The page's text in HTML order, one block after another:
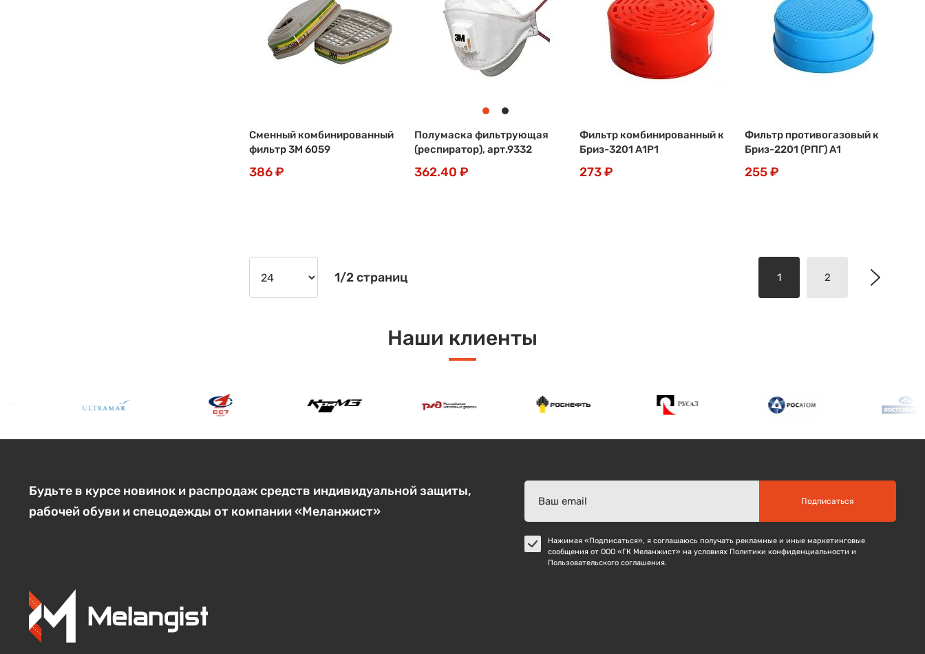
Сменный комбинированный
фильтр 3М 6059
386 ₽
Полумаска фильтрующая
(респиратор), арт.9332
362.40 ₽
Фильтр комбинированный к
Бриз-3201 А1Р1
273 ₽
Фильтр противогазовый к
Бриз-2201 (РПГ) А1
255 ₽
1/2 страниц 1 2
Наши клиенты
Будьте в курсе новинок и распродаж средств индивидуальной защиты,
рабочей обуви и спецодежды от компании «Меланжист»
Подписаться
Нажимая «Подписаться», я соглашаюсь получать рекламные и иные маркетинговые
сообщения от ООО «ГК Меланжист» на условиях Политики конфиденциальности и
Пользовательского соглашения.